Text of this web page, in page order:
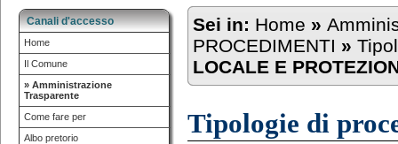
Canali d'accesso
Home
Il Comune
» Amministrazione
Trasparente
Come fare per
Albo pretorio
Sei in: Home »
PROCEDIMENTI »
LOCALE E
Tipologie di